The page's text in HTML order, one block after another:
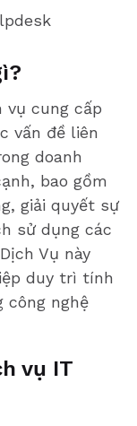
vụ cung cấp
vấn đề liên
doanh
bao gồm
giải quyết sự
sử dụng các
Vụ này
duy trì tính
công nghệ
vụ IT